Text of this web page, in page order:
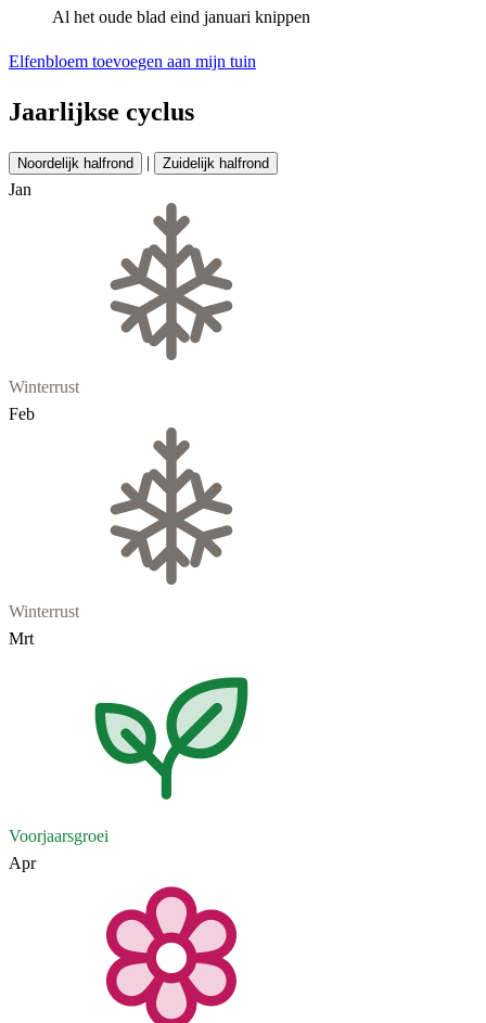
Al het oude blad eind januari knippen
Elfenbloem toevoegen aan mijn tuin
Jaarlijkse cyclus
Noordelijk halfrond | Zuidelijk halfrond
Jan
Winterrust
Feb
Winterrust
Mrt
Voorjaarsgroei
Apr